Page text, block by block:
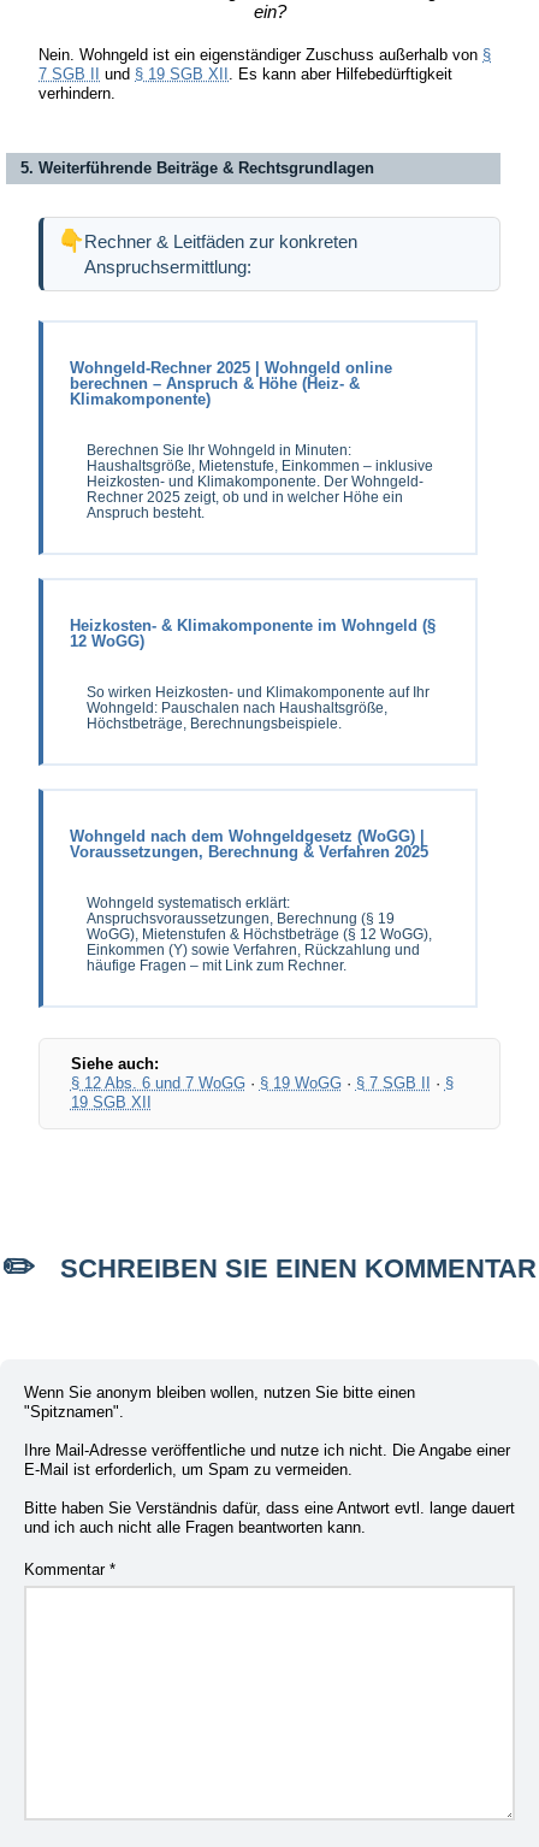
ein?
Nein. Wohngeld ist ein eigenständiger Zuschuss außerhalb von §
7 SGB II
und § 19 SGB XII . Es kann aber Hilfebedürftigkeit
verhindern.
5. Weiterführende Beiträge & Rechtsgrundlagen
Rechner & Leitfäden zur konkreten
Anspruchsermittlung:
Wohngeld-Rechner 2025 | Wohngeld online
berechnen – Anspruch & Höhe (Heiz- &
Klimakomponente)
Berechnen Sie Ihr Wohngeld in Minuten:
Haushaltsgröße, Mietenstufe, Einkommen – inklusive
Heizkosten- und Klimakomponente. Der Wohngeld-
Rechner 2025 zeigt, ob und in welcher Höhe ein
Anspruch besteht.
Heizkosten- & Klimakomponente im Wohngeld (§
12 WoGG)
So wirken Heizkosten- und Klimakomponente auf Ihr
Wohngeld: Pauschalen nach Haushaltsgröße,
Höchstbeträge, Berechnungsbeispiele.
Wohngeld nach dem Wohngeldgesetz (WoGG) |
Voraussetzungen, Berechnung & Verfahren 2025
Wohngeld systematisch erklärt:
Anspruchsvoraussetzungen, Berechnung (§ 19
WoGG), Mietenstufen & Höchstbeträge (§ 12 WoGG),
Einkommen (Y) sowie Verfahren, Rückzahlung und
häufige Fragen – mit Link zum Rechner.
Siehe auch:
§ 12 Abs. 6 und 7 WoGG· § 19 WoGG· § 7 SGB II · §
19 SGB XII
SCHREIBEN SIE EINEN KOMMENTAR
Wenn Sie anonym bleiben wollen, nutzen Sie bitte einen
"Spitznamen".
Ihre Mail-Adresse veröffentliche und nutze ich nicht. Die Angabe einer
E-Mail ist erforderlich, um Spam zu vermeiden.
Bitte haben Sie Verständnis dafür, dass eine Antwort evtl. lange dauert
und ich auch nicht alle Fragen beantworten kann.
Kommentar *